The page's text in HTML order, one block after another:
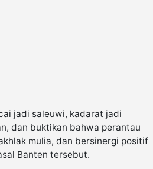
jadi saleuwi, kadarat jadi
dan buktikan bahwa perantau
mulia, dan bersinergi positif
Banten tersebut.